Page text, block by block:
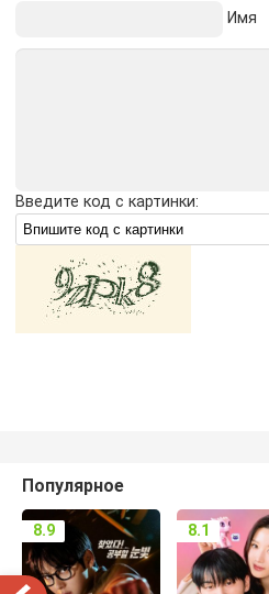
Имя
Введите код с картинки:
Популярное
8.9 8.1